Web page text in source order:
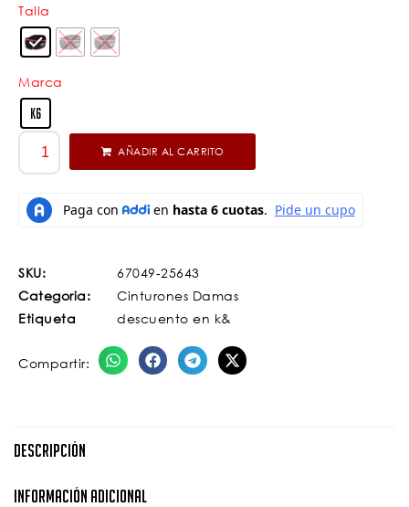
Talla
Marca
K6
AÑADIR AL CARRITO
SKU:
67049-25643
Categoria:
Cinturones Damas
Etiqueta
descuento en k&
Compartir:
Descripción
Información Adicional